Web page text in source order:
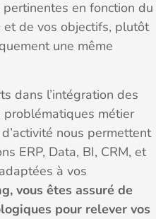
en fonction du
de vos objectifs, plutôt
une même
dans l’intégration des
métier
nous permettent
ERP, Data, BI, CRM, et
à vos
vous êtes assuré de
pour relever vos